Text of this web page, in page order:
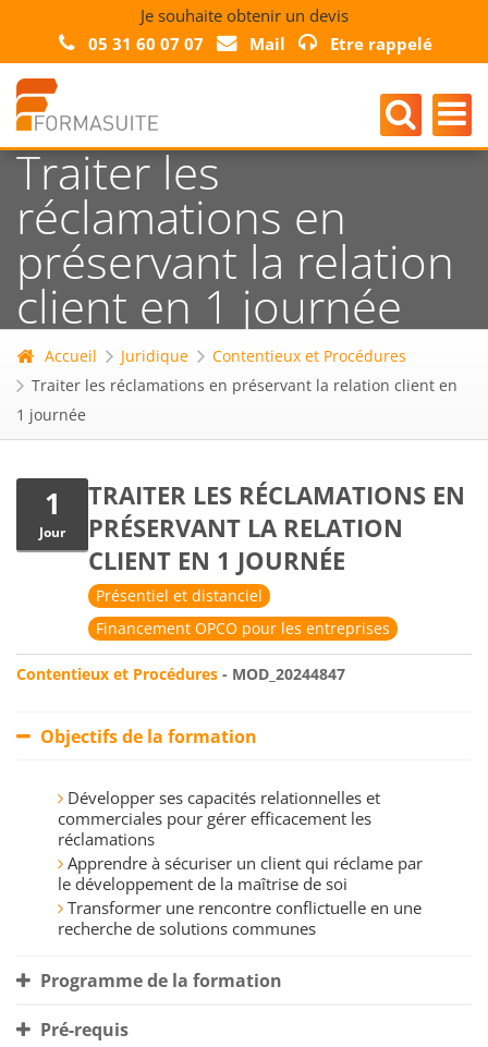
Je souhaite obtenir un devis
05 31 60 07 07
Mail Etre rappelé
Traiter les
réclamations en
préservant la relation
client en 1 journée
Accueil Juridique
Contentieux et Procédures
Traiter les réclamations en préservant la relation client en
1 journée
1
Jour
TRAITER LES RÉCLAMATIONS EN
PRÉSERVANT LA RELATION
CLIENT EN 1 JOURNÉE
Présentiel et distanciel
Financement OPCO pour les entreprises
Contentieux et Procédures - MOD_20244847
Objectifs de la formation
Développer ses capacités relationnelles et
commerciales pour gérer efficacement les
réclamations
Apprendre à sécuriser un client qui réclame par
le développement de la maîtrise de soi
Transformer une rencontre conflictuelle en une
recherche de solutions communes
Programme de la formation
Pré-requis